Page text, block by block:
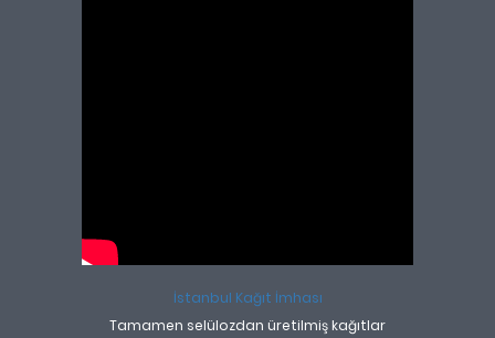
İstanbul Kağıt İmhası
Tamamen selülozdan üretilmiş kağıtlar